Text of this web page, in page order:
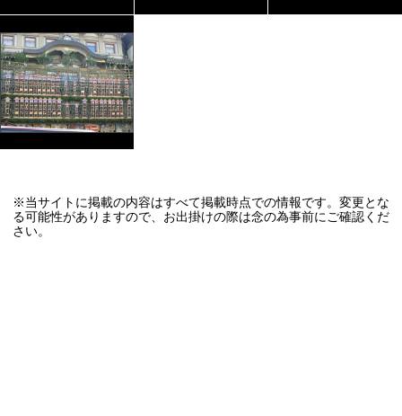
※当サイトに掲載の内容はすべて掲載時点での情報です。変更とな
る可能性がありますので、お出掛けの際は念の為事前にご確認くだ
さい。